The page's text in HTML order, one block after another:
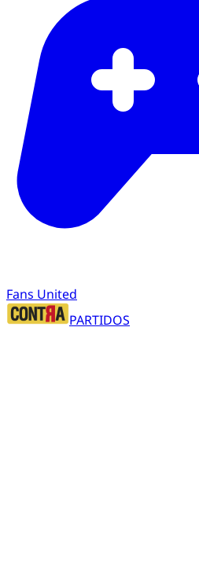
Fans United
PARTIDOS